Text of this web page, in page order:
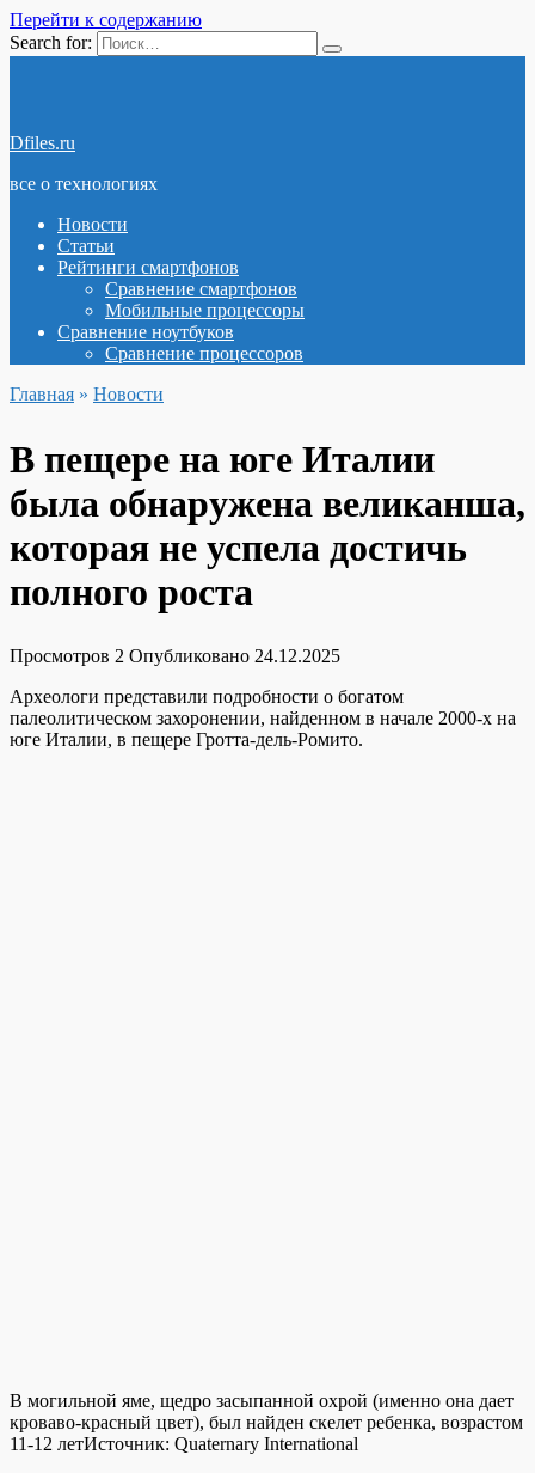
Перейти к содержанию
Search for:
Dfiles.ru
все о технологиях
Новости
Статьи
Рейтинги смартфонов
Сравнение смартфонов
Мобильные процессоры
Сравнение ноутбуков
Сравнение процессоров
Главная » Новости
В пещере на юге Италии
была обнаружена великанша,
которая не успела достичь
полного роста
Просмотров 2 Опубликовано 24.12.2025
Археологи представили подробности о богатом
палеолитическом захоронении, найденном в начале 2000-х на
юге Италии, в пещере Гротта-дель-Ромито.
В могильной яме, щедро засыпанной охрой (именно она дает
кроваво-красный цвет), был найден скелет ребенка, возрастом
11-12 летИсточник: Quaternary International